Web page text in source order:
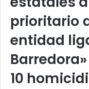
prioritario
entidad
10